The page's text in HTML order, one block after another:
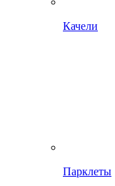
Качели
Парклеты